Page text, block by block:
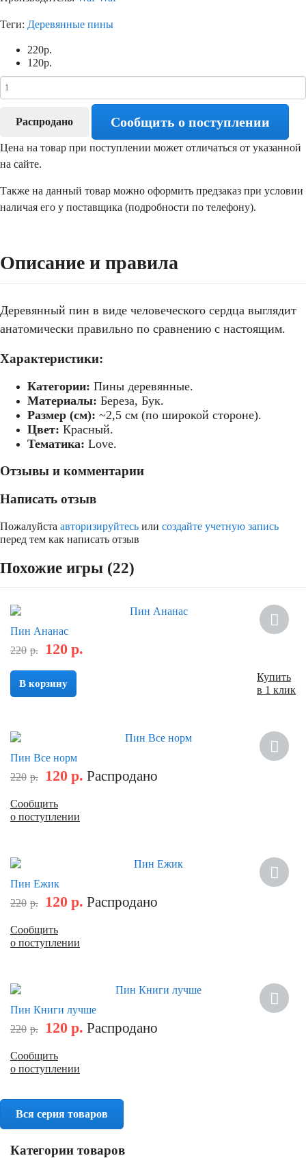
Теги: Деревянные пины
220р.
120р.
Распродано Сообщить о поступлении
Цена на товар при поступлении может отличаться от указанной
на сайте.
Также на данный товар можно оформить предзаказ при условии
наличая его у поставщика (подробности по телефону).
Описание и правила
Деревянный пин в виде человеческого сердца выглядит
анатомически правильно по сравнению с настоящим.
Характеристики:
Категории: Пины деревянные.
Материалы: Береза, Бук.
Размер (см): ~2,5 см (по широкой стороне).
Цвет: Красный.
Тематика: Love.
Отзывы и комментарии
Написать отзыв
Пожалуйста авторизируйтесь или создайте учетную запись
перед тем как написать отзыв
Похожие игры (22)
Пин Ананас
220 р. 120 р.
В корзину
Купить
в 1 клик
Пин Все норм
220 р. 120 р. Распродано
Сообщить
о поступлении
Пин Ежик
220 р. 120 р. Распродано
Сообщить
о поступлении
Пин Книги лучше
220 р. 120 р. Распродано
Сообщить
о поступлении
Вся серия товаров
Категории товаров